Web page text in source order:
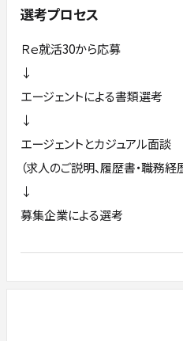
選考プロセス
Ｒｅ就活30から応募
↓
エージェントによる書類選考
↓
エージェントとカジュアル面談
（求人のご説明、履歴書・職務
↓
募集企業による選考